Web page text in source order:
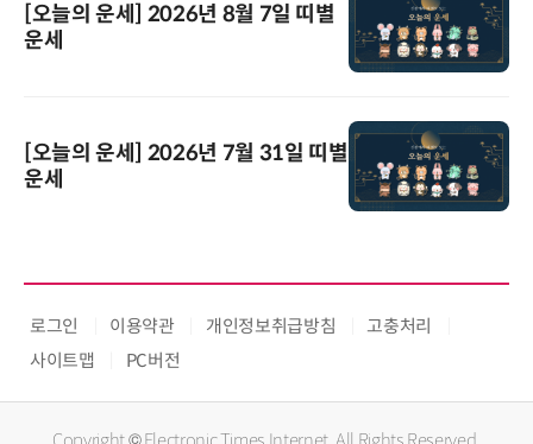
[오늘의 운세] 2026년 8월 7일 띠별
운세
[오늘의 운세] 2026년 7월 31일 띠별
운세
로그인 이용약관 개인정보취급방침
고충처리
사이트맵
PC버전
Copyright © Electronic Times Internet. All Rights Reserved.